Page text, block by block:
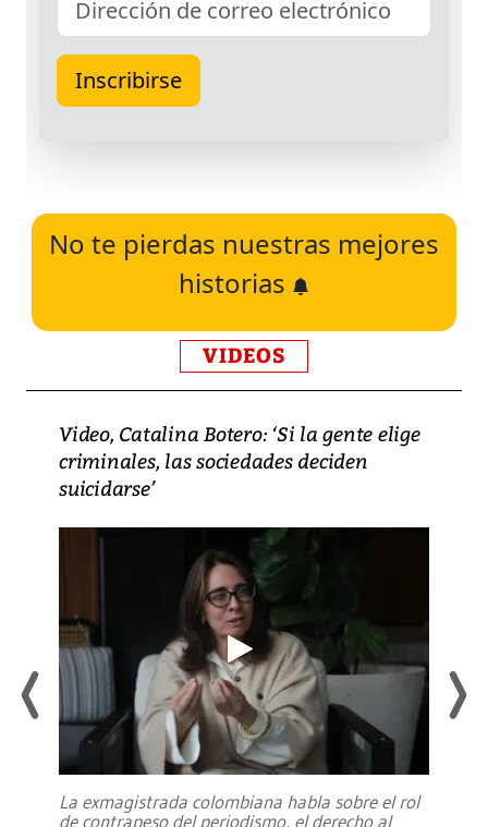
No te pierdas nuestras mejores
historias
VIDEOS
Video, Catalina Botero: ‘Si la gente elige
criminales, las sociedades deciden
suicidarse’
La exmagistrada colombiana habla sobre el rol
de contrapeso del periodismo, el derecho al